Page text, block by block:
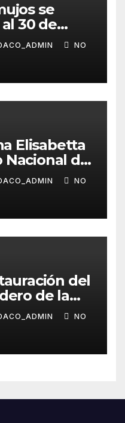
se
30 de
NO
Elisabetta
Nacional de
NO
del
de la
de El
NO